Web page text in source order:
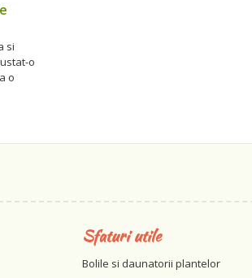
si
o
o
Sfaturi utile
Bolile si daunatorii plantelor